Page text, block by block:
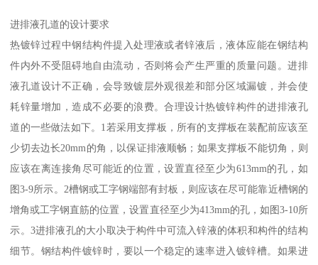
进排液孔道的设计要求
热镀锌过程中钢结构件提入处理液或者锌液后，液体应能在钢结构
件内外不受阻碍地自由流动，否则将会产生严重的质量问题。进排
液孔道设计不正确，会导致镀层外观很差和部分区域漏镀，并会使
耗锌量增加，造成不必要的浪费。合理设计热镀锌构件的进排液孔
道的一些做法如下。1若采用支撑板，所有的支撑板在装配前应该至
少切去边长20mm的角，以保证排液顺畅；如果支撑板不能切角，则
应该在离连接角尽可能近的位置，设置直径至少为613mm的孔，如
图3-9所示。2槽钢或工字钢端部有封板，则应该在尽可能靠近槽钢的
增角或工字钢直筋的位置，设置直径至少为413mm的孔，如图3-10所
示。3进排液孔的大小取决于构件中可流入锌液的体积和构件的结构
细节。钢结构件镀锌时，要以一个稳定的速率进入镀锌槽。如果进